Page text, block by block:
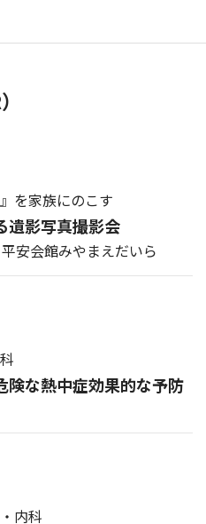
』を家族にのこす
遺影写真撮影会
安会館みやまえだいら
険な熱中症効果的な予防
内科